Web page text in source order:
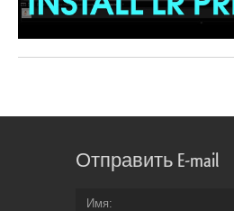
Отправить E-mail
Имя